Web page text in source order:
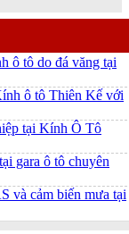
ô tô do đá văng tại
ô tô Thiên Kế với
tại Kính Ô Tô
gara ô tô chuyên
và cảm biến mưa tại